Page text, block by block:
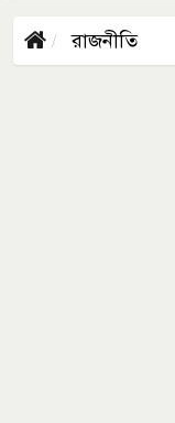
রাজনীতি